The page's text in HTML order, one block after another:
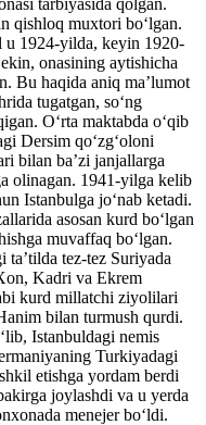
qishloq muxtori boʻlgan.
u 1924-yilda, keyin 1920-
onasining aytishicha
Bu haqida aniq maʼlumot
tugatgan, soʻng
Oʻrta maktabda oʻqib
Dersim qoʻzgʻoloni
bilan baʼzi janjallarga
olinagan. 1941-yilga kelib
Istanbulga joʻnab ketadi.
asosan kurd boʻlgan
muvaffaq boʻlgan.
tez-tez Suriyada
Kadri va Ekrem
kurd millatchi ziyolilari
bilan turmush qurdi.
Istanbuldagi nemis
Turkiyadagi
etishga yordam berdi
joylashdi va u yerda
menejer boʻldi.